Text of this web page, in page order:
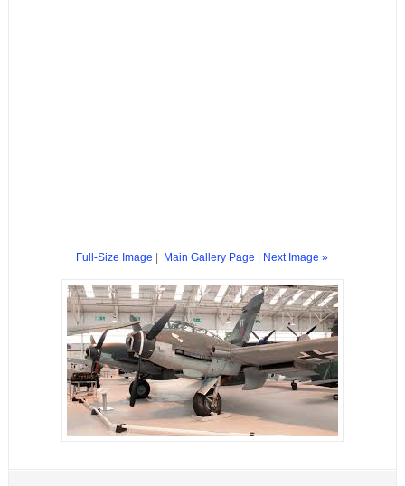
Full-Size Image Main Gallery Page | Next Image »